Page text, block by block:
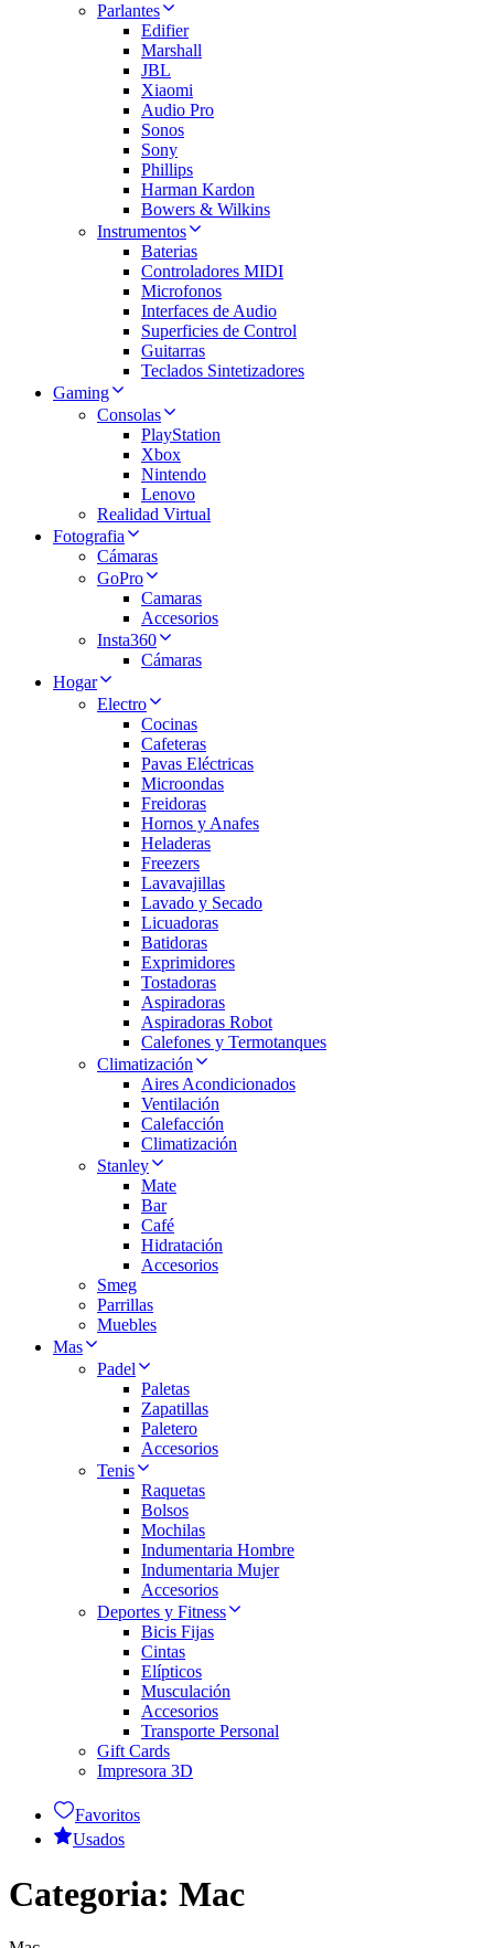
Parlantes
Edifier
Marshall
JBL
Xiaomi
Audio Pro
Sonos
Sony
Phillips
Harman Kardon
Bowers & Wilkins
Instrumentos
Baterias
Controladores MIDI
Microfonos
Interfaces de Audio
Superficies de Control
Guitarras
Teclados Sintetizadores
Gaming
Consolas
PlayStation
Xbox
Nintendo
Lenovo
Realidad Virtual
Fotografia
Cámaras
GoPro
Camaras
Accesorios
Insta360
Cámaras
Hogar
Electro
Cocinas
Cafeteras
Pavas Eléctricas
Microondas
Freidoras
Hornos y Anafes
Heladeras
Freezers
Lavavajillas
Lavado y Secado
Licuadoras
Batidoras
Exprimidores
Tostadoras
Aspiradoras
Aspiradoras Robot
Calefones y Termotanques
Climatización
Aires Acondicionados
Ventilación
Calefacción
Climatización
Stanley
Mate
Bar
Café
Hidratación
Accesorios
Smeg
Parrillas
Muebles
Mas
Padel
Paletas
Zapatillas
Paletero
Accesorios
Tenis
Raquetas
Bolsos
Mochilas
Indumentaria Hombre
Indumentaria Mujer
Accesorios
Deportes y Fitness
Bicis Fijas
Cintas
Elípticos
Musculación
Accesorios
Transporte Personal
Gift Cards
Impresora 3D
Favoritos
Usados
Categoria: Mac